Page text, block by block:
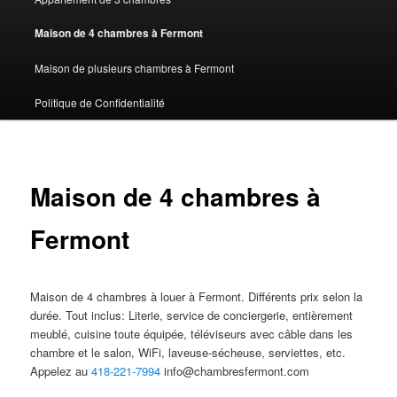
Maison de 4 chambres à Fermont
Maison de plusieurs chambres à Fermont
Politique de Confidentialité
Maison de 4 chambres à
Fermont
Maison de 4 chambres à louer à Fermont. Différents prix selon la
durée. Tout inclus: Literie, service de conciergerie, entièrement
meublé, cuisine toute équipée, téléviseurs avec câble dans les
chambre et le salon, WiFi, laveuse-sécheuse, serviettes, etc.
Appelez au418-221-7994 info@chambresfermont.com